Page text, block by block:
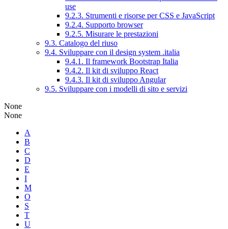
use
9.2.3. Strumenti e risorse per CSS e JavaScript
9.2.4. Supporto browser
9.2.5. Misurare le prestazioni
9.3. Catalogo del riuso
9.4. Sviluppare con il design system .italia
9.4.1. Il framework Bootstrap Italia
9.4.2. Il kit di sviluppo React
9.4.3. Il kit di sviluppo Angular
9.5. Sviluppare con i modelli di sito e servizi
None
None
A
B
C
D
E
I
M
O
S
T
U